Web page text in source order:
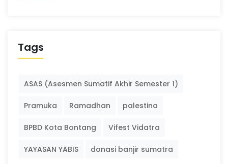
Tags
ASAS (Asesmen Sumatif Akhir Semester 1)
Pramuka Ramadhan palestina
BPBD Kota Bontang Vifest Vidatra
YAYASAN YABIS donasi banjir sumatra